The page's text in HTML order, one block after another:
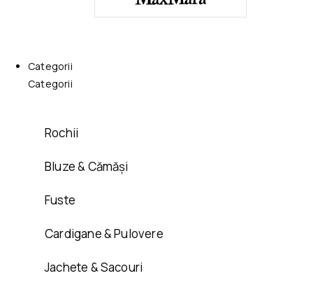
Categorii
Categorii
Rochii
Bluze & Cămăși
Fuste
Cardigane & Pulovere
Jachete & Sacouri